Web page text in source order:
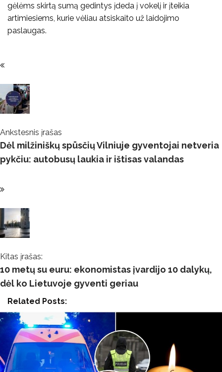
gėlėms skirtą sumą gedintys įdeda į vokelį ir įteikia
artimiesiems, kurie vėliau atsiskaito už laidojimo
paslaugas.
Navigation
Ankstesnis įrašas
Dėl milžiniškų spūsčių Vilniuje gyventojai netveria
pykčiu: autobusų laukia ir ištisas valandas
Kitas įrašas:
10 metų su euru: ekonomistas įvardijo 10 dalykų,
dėl ko Lietuvoje gyventi geriau
Related Posts: